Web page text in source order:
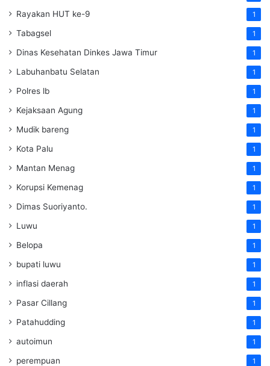
Rayakan HUT ke-9 1
Tabagsel 1
Dinas Kesehatan Dinkes Jawa Timur 1
Labuhanbatu Selatan 1
Polres lb 1
Kejaksaan Agung 1
Mudik bareng 1
Kota Palu 1
Mantan Menag 1
Korupsi Kemenag 1
Dimas Suoriyanto. 1
Luwu 1
Belopa 1
bupati luwu 1
inflasi daerah 1
Pasar Cillang 1
Patahudding 1
autoimun 1
perempuan 1